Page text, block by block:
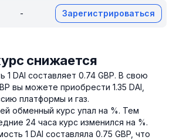
- Зарегистрироваться
снижается
DAI составляет 0.74 GBP. В свою
вы можете приобрести 1.35 DAI,
платформы и газ.
обменный курс упал на %. Тем
24 часа курс изменился на %.
1 DAI составляла 0.75 GBP, что